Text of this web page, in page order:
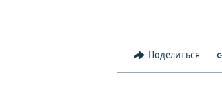
Поделиться